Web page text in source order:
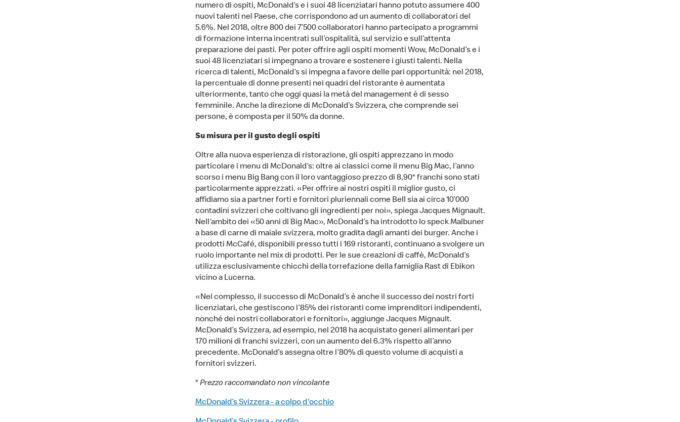
numero di ospiti, McDonald’s e i suoi 48 licenziatari hanno potuto assumere 400
nuovi talenti nel Paese, che corrispondono ad un aumento di collaboratori del
5.6%. Nel 2018, oltre 800 dei 7’500 collaboratori hanno partecipato a programmi
di formazione interna incentrati sull’ospitalità, sul servizio e sull’attenta
preparazione dei pasti. Per poter offrire agli ospiti momenti Wow, McDonald’s e i
suoi 48 licenziatari si impegnano a trovare e sostenere i giusti talenti. Nella
ricerca di talenti, McDonald’s si impegna a favore delle pari opportunità: nel 2018,
la percentuale di donne presenti nei quadri del ristorante è aumentata
ulteriormente, tanto che oggi quasi la metà del management è di sesso
femminile. Anche la direzione di McDonald’s Svizzera, che comprende sei
persone, è composta per il 50% da donne.
Su misura per il gusto degli ospiti
Oltre alla nuova esperienza di ristorazione, gli ospiti apprezzano in modo
particolare i menu di McDonald’s: oltre ai classici come il menu Big Mac, l’anno
scorso i menu Big Bang con il loro vantaggioso prezzo di 8,90* franchi sono stati
particolarmente apprezzati. «Per offrire ai nostri ospiti il miglior gusto, ci
affidiamo sia a partner forti e fornitori pluriennali come Bell sia ai circa 10’000
contadini svizzeri che coltivano gli ingredienti per noi», spiega Jacques Mignault.
Nell’ambito dei «50 anni di Big Mac», McDonald’s ha introdotto lo speck Malbuner
a base di carne di maiale svizzera, molto gradita dagli amanti dei burger. Anche i
prodotti McCafé, disponibili presso tutti i 169 ristoranti, continuano a svolgere un
ruolo importante nel mix di prodotti. Per le sue creazioni di caffè, McDonald’s
utilizza esclusivamente chicchi della torrefazione della famiglia Rast di Ebikon
vicino a Lucerna.
«Nel complesso, il successo di McDonald’s è anche il successo dei nostri forti
licenziatari, che gestiscono l’85% dei ristoranti come imprenditori indipendenti,
nonché dei nostri collaboratori e fornitori», aggiunge Jacques Mignault.
McDonald’s Svizzera, ad esempio, nel 2018 ha acquistato generi alimentari per
170 milioni di franchi svizzeri, con un aumento del 6.3% rispetto all’anno
precedente. McDonald’s assegna oltre l’80% di questo volume di acquisti a
fornitori svizzeri.
*Prezzo raccomandato non vincolante
McDonald’s Svizzera - a colpo d'occhio